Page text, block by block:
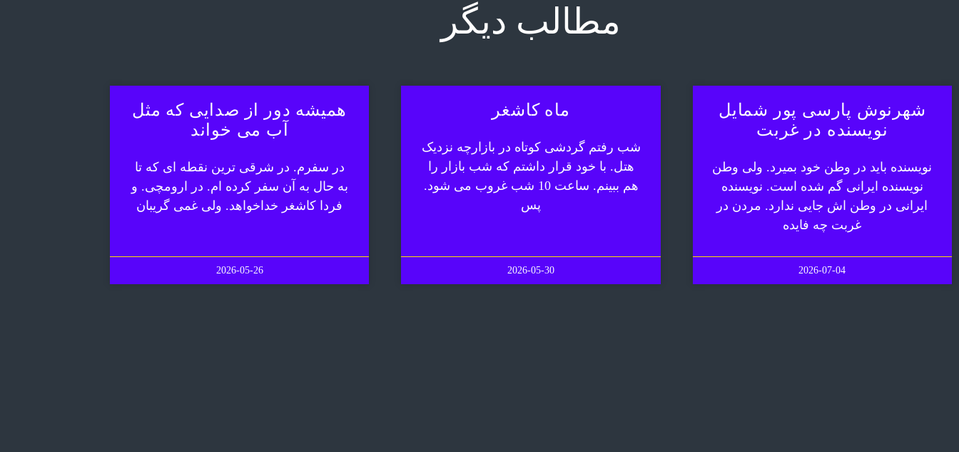
مطالب دیگر
شهرنوش پارسی پور شمایل
نویسنده در غربت
نویسنده باید در وطن خود بمیرد. ولی وطن
نویسنده ایرانی گم شده است. نویسنده
ایرانی در وطن اش جایی ندارد. مردن در
غربت چه فایده
2026-07-04
ماه کاشغر
شب رفتم گردشی کوتاه در بازارچه نزدیک
هتل. با خود قرار داشتم که شب بازار را
هم ببینم. ساعت 10 شب غروب می شود.
پس
2026-05-30
همیشه دور از صدایی که مثل
آب می خواند
در سفرم. در شرقی ترین نقطه ای که تا
به حال به آن سفر کرده ام. در ارومچی. و
فردا کاشغر خداخواهد. ولی غمی گریبان
2026-05-26